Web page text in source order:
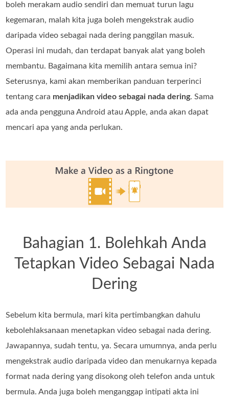
boleh merakam audio sendiri dan memuat turun lagu
kegemaran, malah kita juga boleh mengekstrak audio
daripada video sebagai nada dering panggilan masuk.
Operasi ini mudah, dan terdapat banyak alat yang boleh
membantu. Bagaimana kita memilih antara semua ini?
Seterusnya, kami akan memberikan panduan terperinci
tentang cara menjadikan video sebagai nada dering. Sama
ada anda pengguna Android atau Apple, anda akan dapat
mencari apa yang anda perlukan.
Bahagian 1. Bolehkah Anda
Tetapkan Video Sebagai Nada
Dering
Sebelum kita bermula, mari kita pertimbangkan dahulu
kebolehlaksanaan menetapkan video sebagai nada dering.
Jawapannya, sudah tentu, ya. Secara umumnya, anda perlu
mengekstrak audio daripada video dan menukarnya kepada
format nada dering yang disokong oleh telefon anda untuk
bermula. Anda juga boleh menganggap intipati akta ini